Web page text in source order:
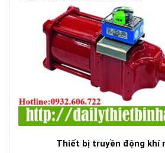
Thiết bị truyền động khí